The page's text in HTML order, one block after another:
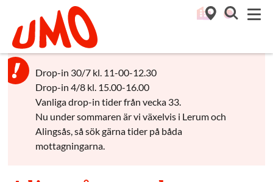
Till startsidan för Umo
Drop-in 30/7 kl. 11-00-12.30
Drop-in 4/8 kl. 15.00-16.00
Vanliga drop-in tider från vecka 33.
Nu under sommaren är vi växelvis i Lerum och
Alingsås, så sök gärna tider på båda
mottagningarna.